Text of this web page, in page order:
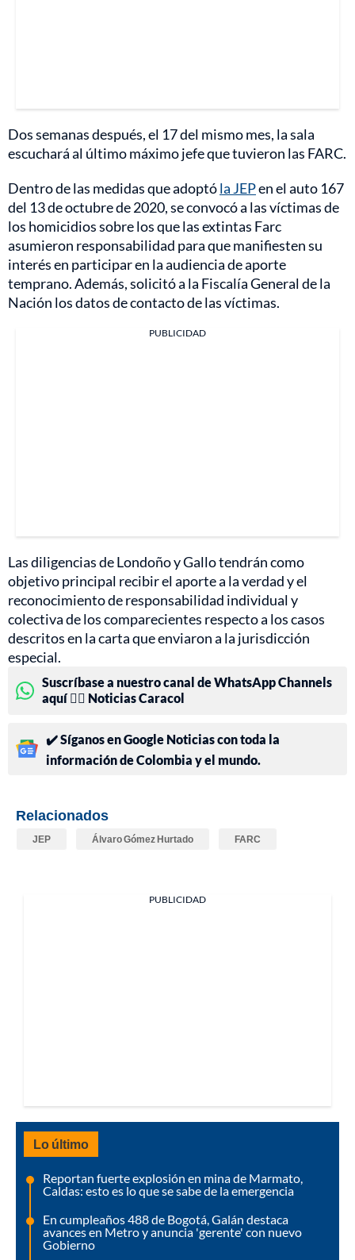
Dos semanas después, el 17 del mismo mes, la sala
escuchará al último máximo jefe que tuvieron las FARC.
Dentro de las medidas que adoptóla JEPen el auto 167
del 13 de octubre de 2020, se convocó a las víctimas de
los homicidios sobre los que las extintas Farc
asumieron responsabilidad para que manifiesten su
interés en participar en la audiencia de aporte
temprano. Además, solicitó a la Fiscalía General de la
Nación los datos de contacto de las víctimas.
PUBLICIDAD
Las diligencias de Londoño y Gallo tendrán como
objetivo principal recibir el aporte a la verdad y el
reconocimiento de responsabilidad individual y
colectiva de los comparecientes respecto a los casos
descritos en la carta que enviaron a la jurisdicción
especial.
Suscríbase a nuestro canal de WhatsApp Channels
aquí 👉🏻 Noticias Caracol
✔️ Síganos en Google Noticias con toda la
información de Colombia y el mundo.
Relacionados
JEP Álvaro Gómez Hurtado FARC
PUBLICIDAD
Lo último
Reportan fuerte explosión en mina de Marmato,
Caldas: esto es lo que se sabe de la emergencia
En cumpleaños 488 de Bogotá, Galán destaca
avances en Metro y anuncia 'gerente' con nuevo
Gobierno